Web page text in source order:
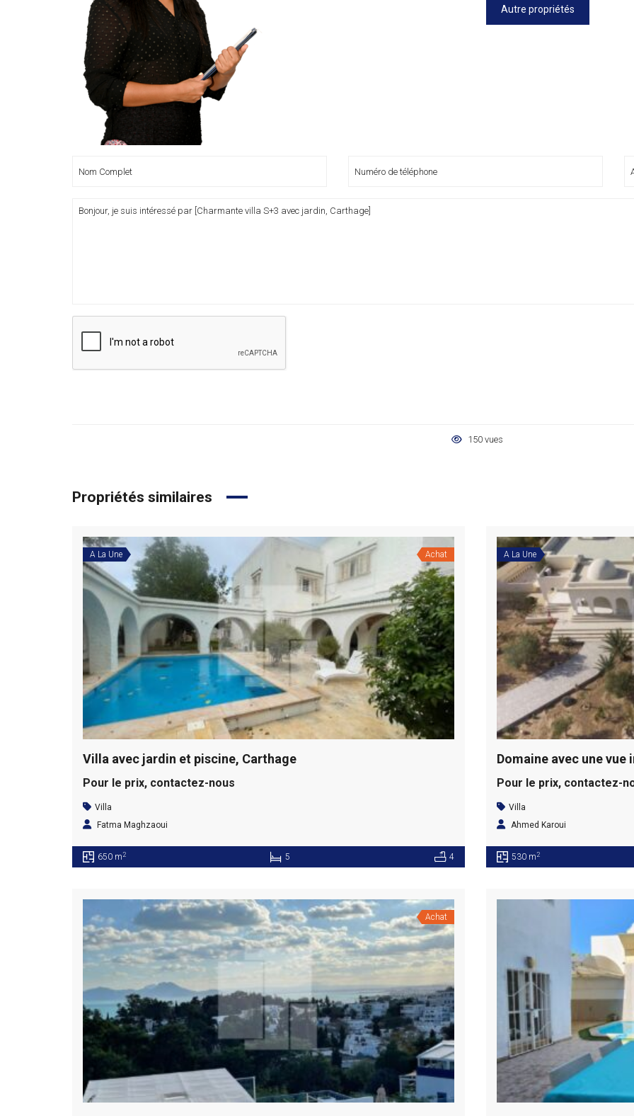
Autre propriétés
150 vues
Propriétés similaires
A La Une Achat
Villa avec jardin et piscine, Carthage
Pour le prix, contactez-nous
Villa
Fatma Maghzaoui
650 m2 5 4
A La Une
Pour le prix, contactez-
Villa
Ahmed Karoui
530 m2
Achat